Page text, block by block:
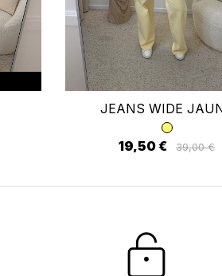
JEANS WIDE
19,50 € 39,00 €
Vous devez être
d'envies.
Annuler